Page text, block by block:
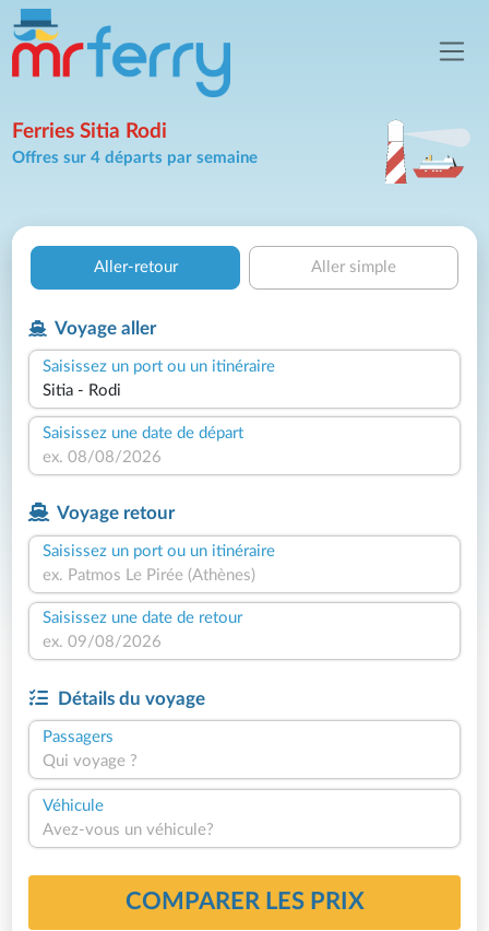
Ferries Sitia Rodi
Offres sur 4 départs par semaine
Aller-retour Aller simple
Voyage aller
Saisissez un port ou un itinéraire
Saisissez une date de départ
Voyage retour
Saisissez un port ou un itinéraire
Saisissez une date de retour
Détails du voyage
Passagers
Qui voyage ?
Véhicule
Avez-vous un véhicule?
COMPARER LES PRIX